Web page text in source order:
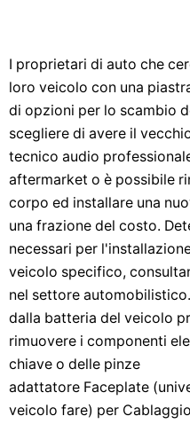
I proprietari di auto che
loro veicolo con una
di opzioni per lo scambio
scegliere di avere il
tecnico audio
aftermarket o è possibile
corpo ed installare una
una frazione del costo.
necessari per
veicolo specifico,
nel settore
dalla batteria del veicolo
rimuovere i componenti
chiave o delle pinze
adattatore Faceplate
veicolo fare) per